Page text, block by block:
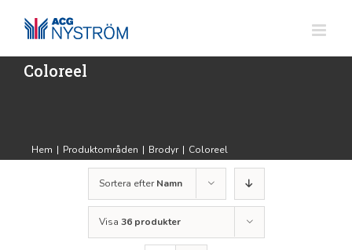
innehållet
Coloreel
Hem | Produktområden | Brodyr | Coloreel
Sortera efterNamn
Visa 36 produkter